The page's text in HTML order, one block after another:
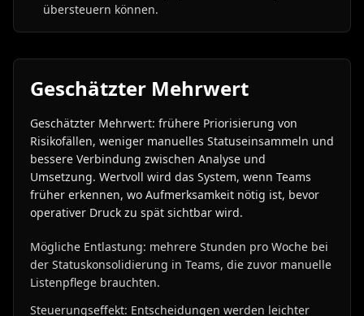
übersteuern können.
Geschätzter Mehrwert
Geschätzter Mehrwert: frühere Priorisierung von
Risikofällen, weniger manuelles Statuseinsammeln und
bessere Verbindung zwischen Analyse und
Umsetzung. Wertvoll wird das System, wenn Teams
früher erkennen, wo Aufmerksamkeit nötig ist, bevor
operativer Druck zu spät sichtbar wird.
Mögliche Entlastung: mehrere Stunden pro Woche bei
der Statuskonsolidierung in Teams, die zuvor manuelle
Listenpflege brauchten.
Steuerungseffekt: Entscheidungen werden leichter